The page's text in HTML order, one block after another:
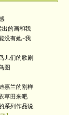
出的画和我
没有她~我
儿们的歌剧
图
嘉兰的别样
草田来吧
系列作品说